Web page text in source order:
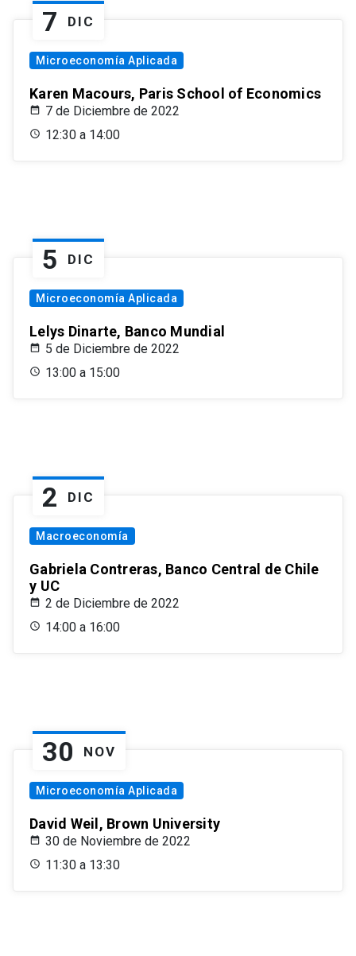
7 DIC
Microeconomía Aplicada
Karen Macours, Paris School of Economics
7 de Diciembre de 2022
12:30 a 14:00
5 DIC
Microeconomía Aplicada
Lelys Dinarte, Banco Mundial
5 de Diciembre de 2022
13:00 a 15:00
2 DIC
Macroeconomía
Gabriela Contreras, Banco Central de Chile
y UC
2 de Diciembre de 2022
14:00 a 16:00
30 NOV
Microeconomía Aplicada
David Weil, Brown University
30 de Noviembre de 2022
11:30 a 13:30